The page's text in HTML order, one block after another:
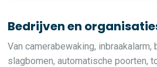
Bedrijven en
Van camerabewaking, inbraakalarm,
slagbomen, automatische poorten,